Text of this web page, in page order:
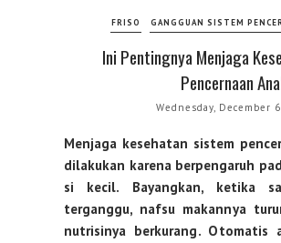
FRISO GANGGUAN SISTEM
Ini Pentingnya Menjaga
Pencernaan
Wednesday, December
Menjaga kesehatan sistem
dilakukan karena berpengaruh
si kecil. Bayangkan, ketika
terganggu, nafsu makannya
nutrisinya berkurang. Otomatis